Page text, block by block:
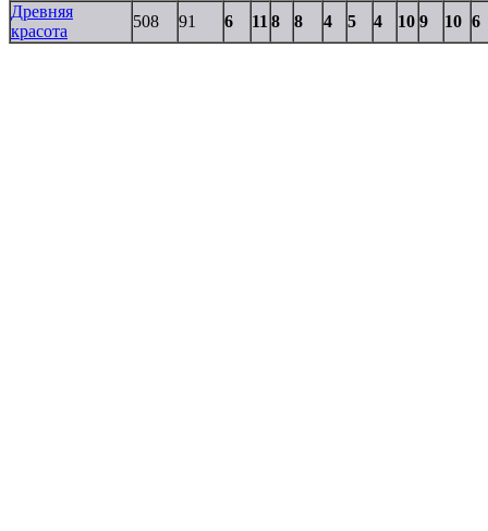
Древняя
красота
508 91 6 11 8 8 4 5 4 10 9 10 6